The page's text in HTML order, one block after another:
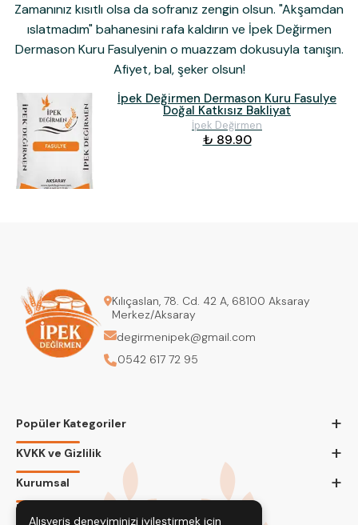
Zamanınız kısıtlı olsa da sofranız zengin olsun. "Akşamdan
ıslatmadım" bahanesini rafa kaldırın ve İpek Değirmen
Dermason Kuru Fasulyenin o muazzam dokusuyla tanışın.
Afiyet, bal, şeker olsun!
İpek Değirmen Dermason Kuru Fasulye
Doğal Katkısız Bakliyat
İpek Değirmen
₺ 89.90
Kılıçaslan, 78. Cd. 42 A, 68100 Aksaray
Merkez/Aksaray
degirmenipek@gmail.com
0542 617 72 95
Popüler Kategoriler +
KVKK ve Gizlilik +
Kurumsal +
Bizi Takip Edin
Alışveriş deneyiminizi iyileştirmek için